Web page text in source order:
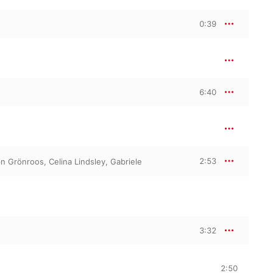
0:39
6:40
Grönroos, Celina Lindsley, Gabriele
2:53
3:32
2:50